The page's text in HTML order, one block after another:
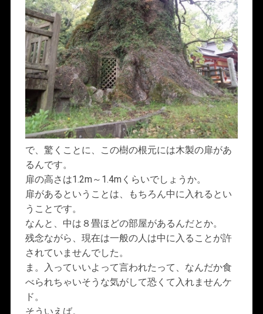
で、驚くことに、この樹の根元には木製の扉があ
るんです。
扉の高さは1.2m～1.4mくらいでしょうか。
扉があるということは、もちろん中に入れるとい
うことです。
なんと、中は８畳ほどの部屋があるんだとか。
残念ながら、現在は一般の人は中に入ることが許
されていませんでした。
ま。入っていいよって言われたって、なんだか食
べられちゃいそうな気がして恐くて入れませんケ
ド。
そういえば。